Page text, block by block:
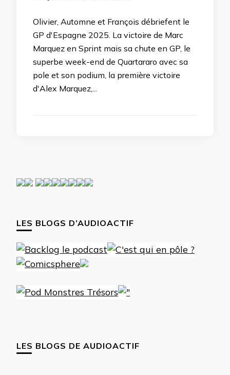
Olivier, Automne et François débriefent le
GP d'Espagne 2025. La victoire de Marc
Marquez en Sprint mais sa chute en GP, le
superbe week-end de Quartararo avec sa
pole et son podium, la première victoire
d'Alex Marquez,...
LES BLOGS D’AUDIOACTIF
LES BLOGS DE AUDIOACTIF